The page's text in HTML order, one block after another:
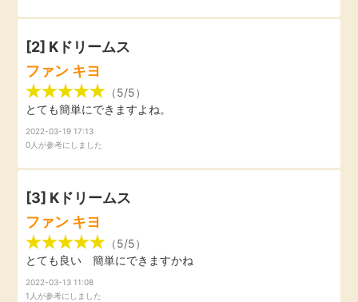
ゲーム
買い物
ポイ活お得情報
お友達紹介
買取・査定
学び
進学・教育
美容・健康
月額有料サービス
銀行・金融・投資
[2] Kドリームス
ファン キヨ
（5/5）
とても簡単にできますよね。
2022-03-19 17:13
0人が参考にしました
[3] Kドリームス
ファン キヨ
（5/5）
とても良い 簡単にできますかね
2022-03-13 11:08
1人が参考にしました